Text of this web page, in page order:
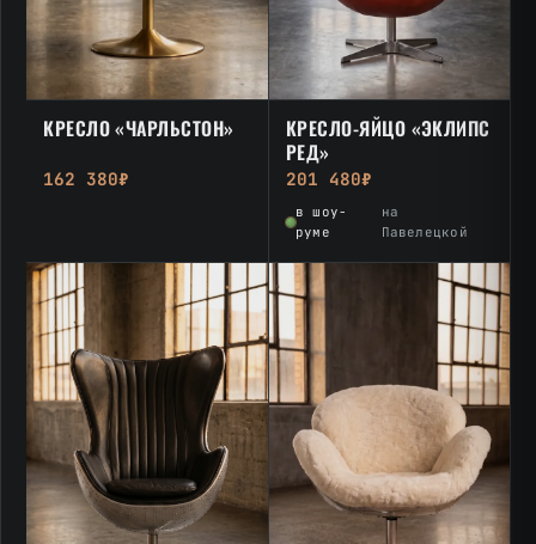
КРЕСЛО «ЧАРЛЬСТОН»
162 380₽
КРЕСЛО-ЯЙЦО «ЭКЛИПС
РЕД»
201 480₽
в шоу-
руме
на
Павелецкой